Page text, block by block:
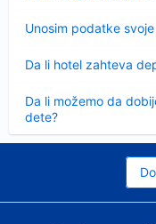
Unosim podatke
Da li hotel zahteva
Da li možemo da
dete?